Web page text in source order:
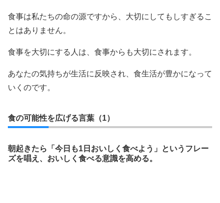
食事は私たちの命の源ですから、大切にしてもしすぎるこ
とはありません。
食事を大切にする人は、食事からも大切にされます。
あなたの気持ちが生活に反映され、食生活が豊かになって
いくのです。
食の可能性を広げる言葉（1）
朝起きたら「今日も1日おいしく食べよう」というフレー
ズを唱え、おいしく食べる意識を高める。